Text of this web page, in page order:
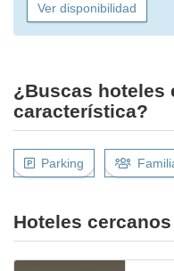
Ver disponibilidad
¿Buscas hoteles
característica?
Parking
Hoteles cercanos